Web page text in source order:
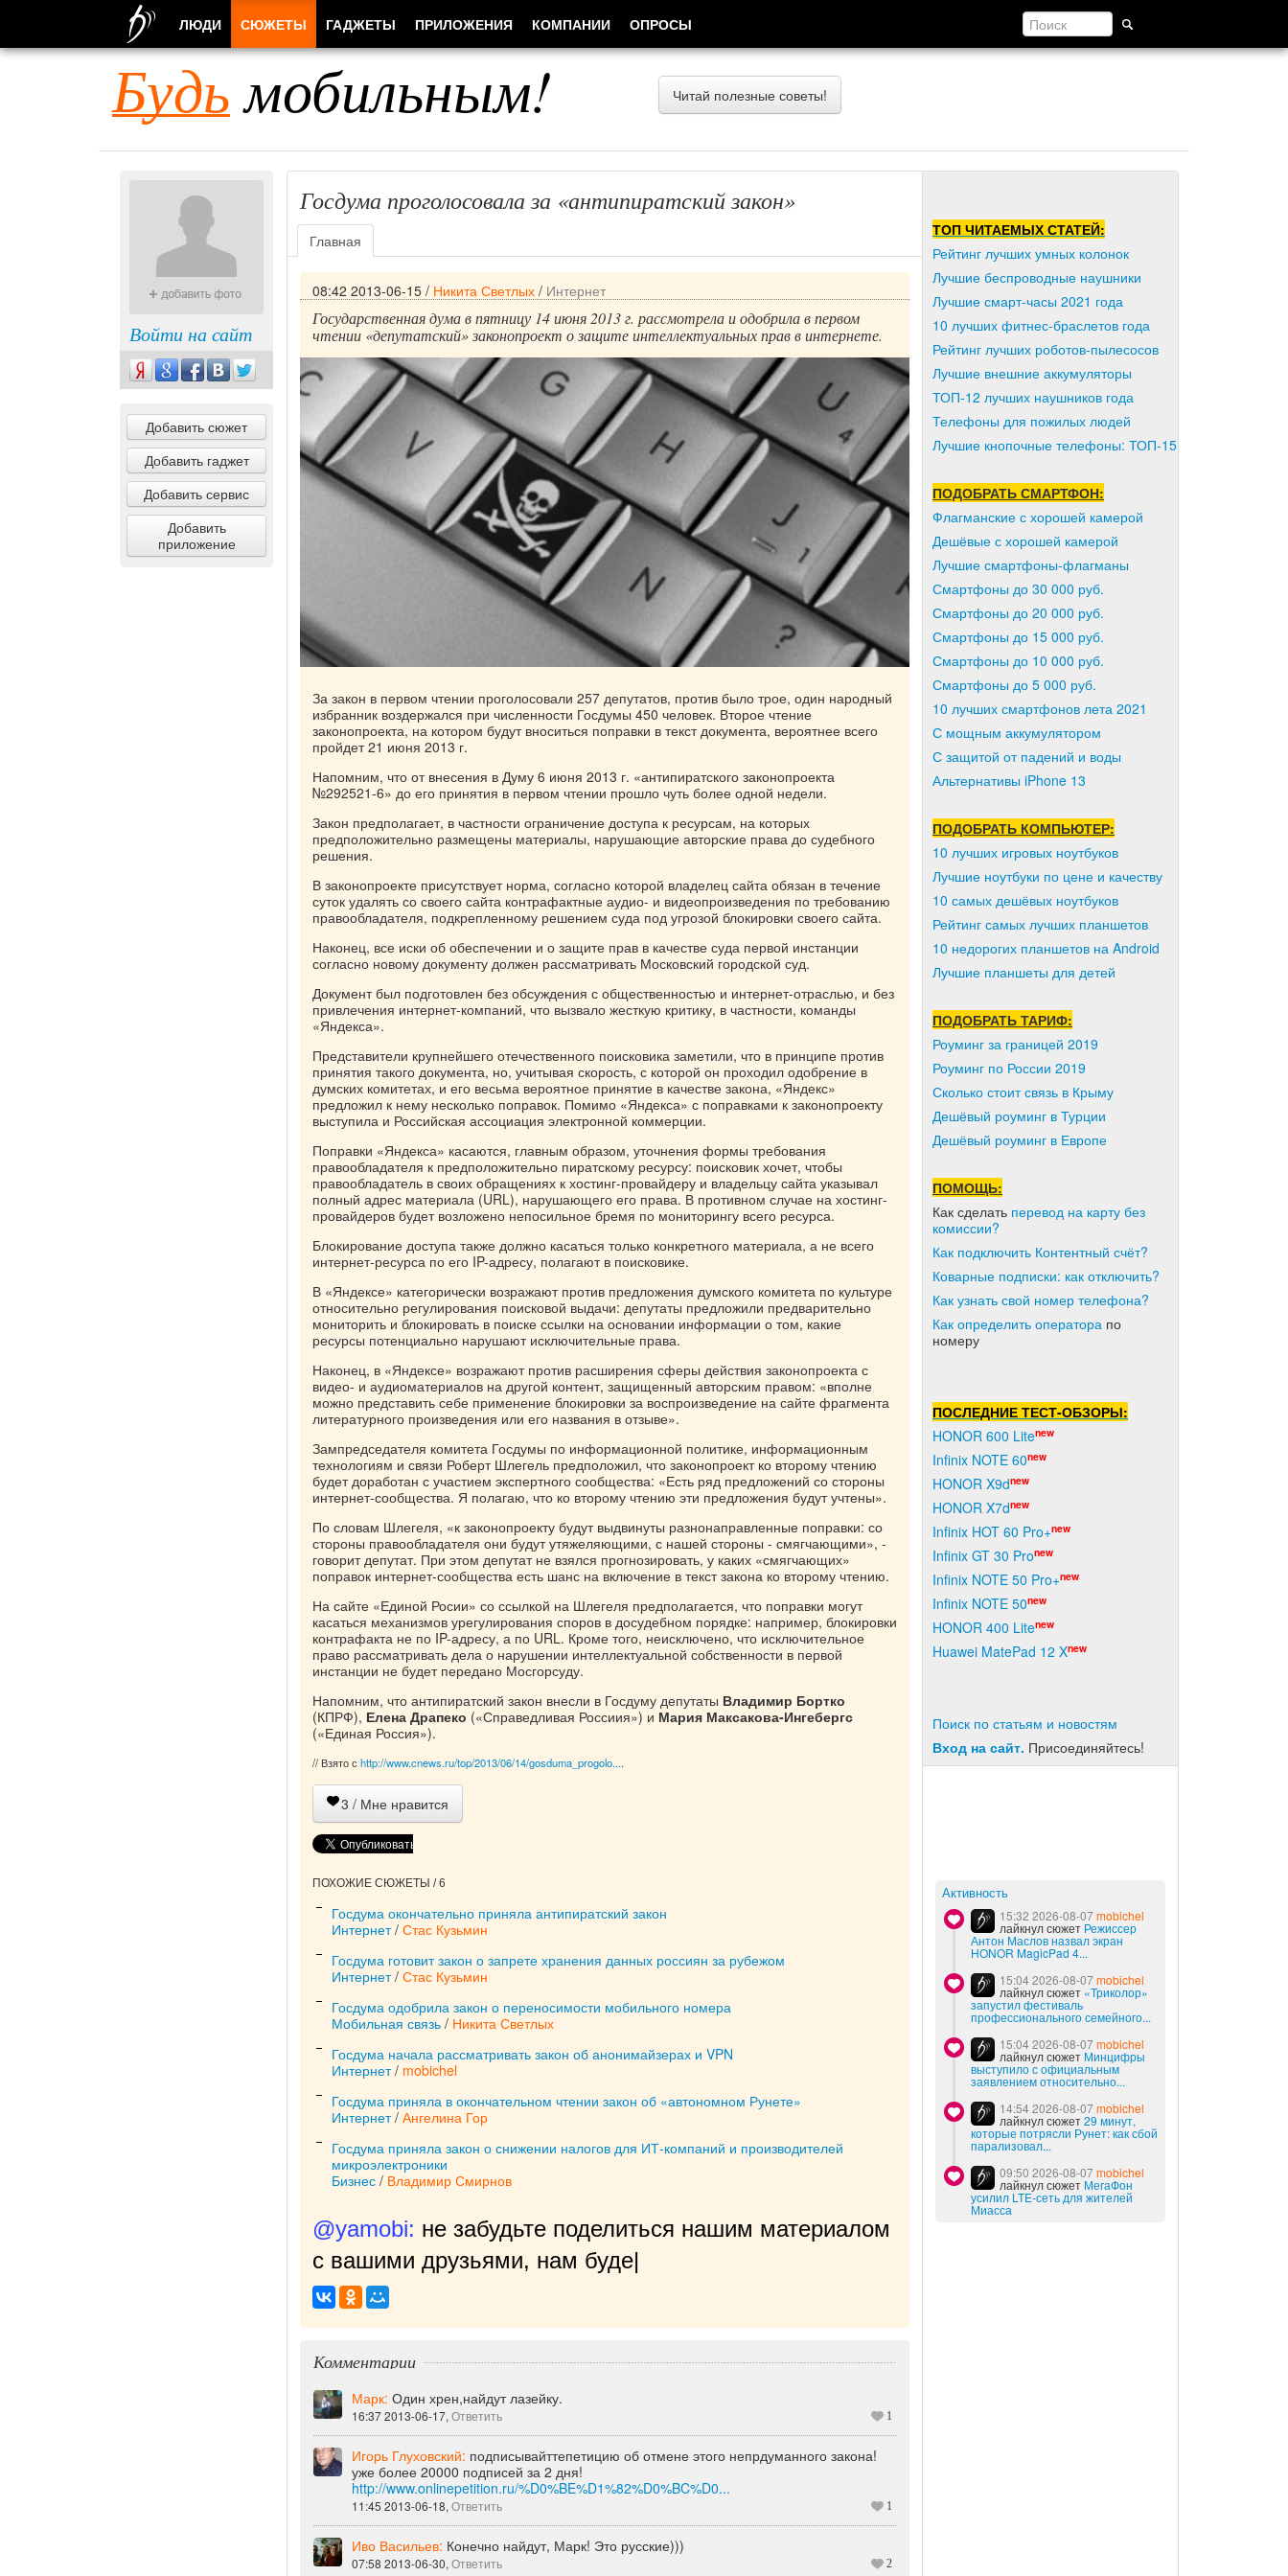
Будьмобильным! Читай полезные советы!
Войти на сайт
Добавить сюжет
Добавить гаджет
Добавить сервис
Добавить
приложение
Госдума проголосовала за «антипиратский закон»
Главная
08:42 2013-06-15 / Никита Светлых / Интернет
Государственная дума в пятницу 14 июня 2013 г. рассмотрела и одобрила в первом
чтении «депутатский» законопроект о защите интеллектуальных прав в интернете.
За закон в первом чтении проголосовали 257 депутатов, против было трое, один народный
избранник воздержался при численности Госдумы 450 человек. Второе чтение
законопроекта, на котором будут вноситься поправки в текст документа, вероятнее всего
пройдет 21 июня 2013 г.
Напомним, что от внесения в Думу 6 июня 2013 г. «антипиратского законопроекта
№292521-6» до его принятия в первом чтении прошло чуть более одной недели.
Закон предполагает, в частности ограничение доступа к ресурсам, на которых
предположительно размещены материалы, нарушающие авторские права до судебного
решения.
В законопроекте присутствует норма, согласно которой владелец сайта обязан в течение
суток удалять со своего сайта контрафактные аудио- и видеопроизведения по требованию
правообладателя, подкрепленному решением суда под угрозой блокировки своего сайта.
Наконец, все иски об обеспечении и о защите прав в качестве суда первой инстанции
согласно новому документу должен рассматривать Московский городской суд.
Документ был подготовлен без обсуждения с общественностью и интернет-отраслью, и без
привлечения интернет-компаний, что вызвало жесткую критику, в частности, команды
«Яндекса».
Представители крупнейшего отечественного поисковика заметили, что в принципе против
принятия такого документа, но, учитывая скорость, с которой он проходил одобрение в
думских комитетах, и его весьма вероятное принятие в качестве закона, «Яндекс»
предложил к нему несколько поправок. Помимо «Яндекса» с поправками к законопроекту
выступила и Российская ассоциация электронной коммерции.
Поправки «Яндекса» касаются, главным образом, уточнения формы требования
правообладателя к предположительно пиратскому ресурсу: поисковик хочет, чтобы
правообладатель в своих обращениях к хостинг-провайдеру и владельцу сайта указывал
полный адрес материала (URL), нарушающего его права. В противном случае на хостинг-
провайдеров будет возложено непосильное бремя по мониторингу всего ресурса.
Блокирование доступа также должно касаться только конкретного материала, а не всего
интернет-ресурса по его IP-адресу, полагают в поисковике.
В «Яндексе» категорически возражают против предложения думского комитета по культуре
относительно регулирования поисковой выдачи: депутаты предложили предварительно
мониторить и блокировать в поиске ссылки на основании информации о том, какие
ресурсы потенциально нарушают исключительные права.
Наконец, в «Яндексе» возражают против расширения сферы действия законопроекта с
видео- и аудиоматериалов на другой контент, защищенный авторским правом: «вполне
можно представить себе применение блокировки за воспроизведение на сайте фрагмента
литературного произведения или его названия в отзыве».
Зампредседателя комитета Госдумы по информационной политике, информационным
технологиям и связи Роберт Шлегель предположил, что законопроект ко второму чтению
будет доработан с участием экспертного сообщества: «Есть ряд предложений со стороны
интернет-сообщества. Я полагаю, что ко второму чтению эти предложения будут учтены».
По словам Шлегеля, «к законопроекту будут выдвинуты разнонаправленные поправки: со
стороны правообладателя они будут утяжеляющими, с нашей стороны - смягчающими», -
говорит депутат. При этом депутат не взялся прогнозировать, у каких «смягчающих»
поправок интернет-сообщества есть шанс на включение в текст закона ко второму чтению.
На сайте «Единой Росии» со ссылкой на Шлегеля предполагается, что поправки могут
касаться механизмов урегулирования споров в досудебном порядке: например, блокировки
контрафакта не по IP-адресу, а по URL. Кроме того, неисключено, что исключительное
право рассматривать дела о нарушении интеллектуальной собственности в первой
инстанции не будет передано Мосгорсуду.
Напомним, что антипиратский закон внесли в Госдуму депутаты Владимир Бортко
(КПРФ), Елена Драпеко («Справедливая Россиия») и Мария Максакова-Ингебергс
(«Единая Россия»).
// Взято с http://www.cnews.ru/top/2013/06/14/gosduma_progolo....
3 / Мне нравится
ПОХОЖИЕ СЮЖЕТЫ / 6
Госдума окончательно приняла антипиратский закон
Интернет/ Стас Кузьмин
Госдума готовит закон о запрете хранения данных россиян за рубежом
Интернет/ Стас Кузьмин
Госдума одобрила закон о переносимости мобильного номера
Мобильная связь / Никита Светлых
Госдума начала рассматривать закон об анонимайзерах и VPN
Интернет/ mobichel
Госдума приняла в окончательном чтении закон об «автономном Рунете»
Интернет/ Ангелина Гор
Госдума приняла закон о снижении налогов для ИТ-компаний и производителей
микроэлектроники
Бизнес / Владимир Смирнов
@yamobi: не забудьте поделиться нашим материалом
с вашими друзьями, нам будет очень приятно!
Комментарии
Марк: Один хрен,найдут лазейку.
1
16:37 2013-06-17, Ответить
Игорь Глуховский: подписывайттепетицию об отмене этого непрдуманного закона!
уже более 20000 подписей за 2 дня!
http://www.onlinepetition.ru/%D0%BE%D1%82%D0%BC%D0...
1
11:45 2013-06-18, Ответить
Иво Васильев: Конечно найдут, Марк! Это русские)))
2
07:58 2013-06-30, Ответить
ТОП ЧИТАЕМЫХ СТАТЕЙ:
Рейтинг лучших умных колонок
Лучшие беспроводные наушники
Лучшие смарт-часы 2021 года
10 лучших фитнес-браслетов года
Рейтинг лучших роботов-пылесосов
Лучшие внешние аккумуляторы
ТОП-12 лучших наушников года
Телефоны для пожилых людей
Лучшие кнопочные телефоны: ТОП-15
ПОДОБРАТЬ СМАРТФОН:
Флагманские с хорошей камерой
Дешёвые с хорошей камерой
Лучшие смартфоны-флагманы
Смартфоны до 30 000 руб.
Смартфоны до 20 000 руб.
Смартфоны до 15 000 руб.
Смартфоны до 10 000 руб.
Смартфоны до 5 000 руб.
10 лучших смартфонов лета 2021
С мощным аккумулятором
С защитой от падений и воды
Альтернативы iPhone 13
ПОДОБРАТЬ КОМПЬЮТЕР:
10 лучших игровых ноутбуков
Лучшие ноутбуки по цене и качеству
10 самых дешёвых ноутбуков
Рейтинг самых лучших планшетов
10 недорогих планшетов на Android
Лучшие планшеты для детей
ПОДОБРАТЬ ТАРИФ:
Роуминг за границей 2019
Роуминг по России 2019
Сколько стоит связь в Крыму
Дешёвый роуминг в Турции
Дешёвый роуминг в Европе
ПОМОЩЬ:
Как сделать перевод на карту без
комиссии?
Как подключить Контентный счёт?
Коварные подписки: как отключить?
Как узнать свой номер телефона?
Как определить оператора по
номеру
ПОСЛЕДНИЕ ТЕСТ-ОБЗОРЫ:
HONOR 600 Litenew
Infinix NOTE 60new
HONOR X9dnew
HONOR X7dnew
Infinix HOT 60 Pro+new
Infinix GT 30 Pronew
Infinix NOTE 50 Pro+new
Infinix NOTE 50new
HONOR 400 Litenew
Huawei MatePad 12 Xnew
Поиск по статьям и новостям
Вход на сайт. Присоединяйтесь!
Активность
15:32 2026-08-07mobichel
лайкнул сюжет Режиссер
Антон Маслов назвал экран
HONOR MagicPad 4...
15:04 2026-08-07mobichel
лайкнул сюжет «Триколор»
запустил фестиваль
профессионального семейного...
15:04 2026-08-07mobichel
лайкнул сюжет Минцифры
выступило с официальным
заявлением относительно...
14:54 2026-08-07mobichel
лайкнул сюжет29 минут,
которые потрясли Рунет: как сбой
парализовал...
09:50 2026-08-07mobichel
лайкнул сюжет МегаФон
усилил LTE-сеть для жителей
Миасса
ЛЮДИ СЮЖЕТЫ ГАДЖЕТЫ ПРИЛОЖЕНИЯ КОМПАНИИ ОПРОСЫ